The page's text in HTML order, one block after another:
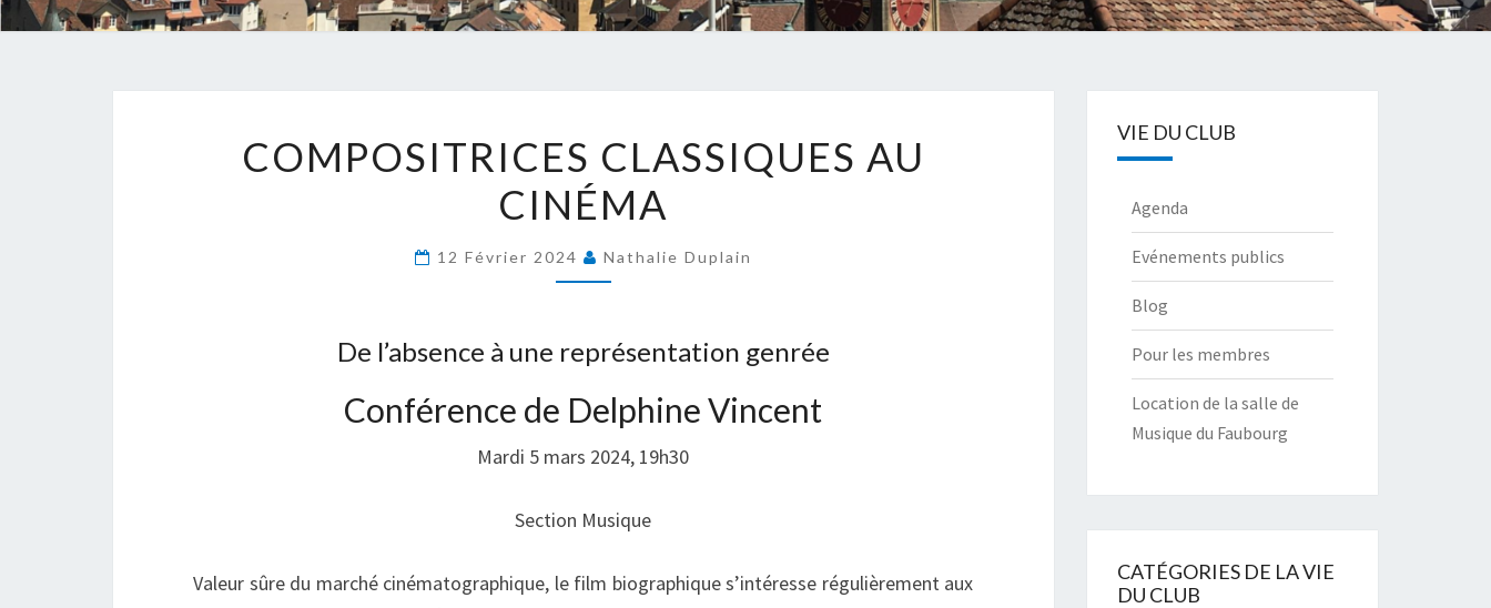
CLASSIQUES
AU
CINÉMA
COMPOSITRICES CLASSIQUES AU
CINÉMA
12 Février 2024 Nathalie Duplain
De l’absence à une représentation genrée
Conférence de Delphine Vincent
Mardi 5 mars 2024, 19h30
Section Musique
Valeur sûre du marché cinématographique, le film biographique s’intéresse régulièrement aux
VIE DU CLUB
Agenda
Evénements publics
Blog
Pour les membres
Location de la salle de
Musique du Faubourg
CATÉGORIES DE LA VIE
DU CLUB